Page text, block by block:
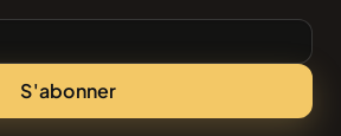
S'abonner